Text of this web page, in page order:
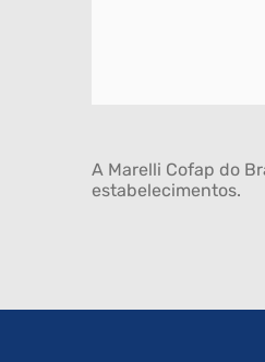
A Marelli Cofap do
estabelecimentos.